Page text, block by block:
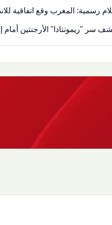
رسمية: المغرب وقع اتفاقية
سر "ريمونتادا" الأرجنتين أمام